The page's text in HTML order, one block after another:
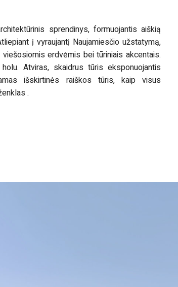
sprendinys, formuojantis aiškią
į vyraujantį Naujamiesčio užstatymą,
erdvėmis bei tūriniais akcentais.
Atviras, skaidrus tūris eksponuojantis
išskirtinės raiškos tūris, kaip visus
.